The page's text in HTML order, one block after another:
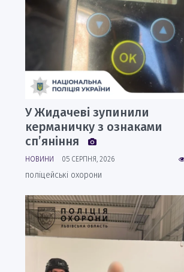
У Жидачеві зупинили
керманичку з ознаками
сп’яніння
НОВИНИ 05 СЕРПНЯ, 2026
поліцейські охорони